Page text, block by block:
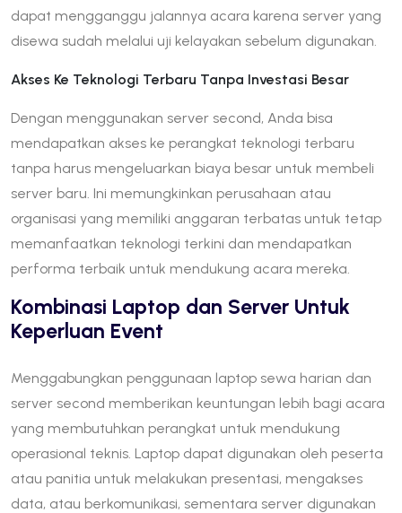
dapat mengganggu jalannya acara karena server yang
disewa sudah melalui uji kelayakan sebelum digunakan.
Akses Ke Teknologi Terbaru Tanpa Investasi Besar
Dengan menggunakan server second, Anda bisa
mendapatkan akses ke perangkat teknologi terbaru
tanpa harus mengeluarkan biaya besar untuk membeli
server baru. Ini memungkinkan perusahaan atau
organisasi yang memiliki anggaran terbatas untuk tetap
memanfaatkan teknologi terkini dan mendapatkan
performa terbaik untuk mendukung acara mereka.
Kombinasi Laptop dan Server Untuk
Keperluan Event
Menggabungkan penggunaan laptop sewa harian dan
server second memberikan keuntungan lebih bagi acara
yang membutuhkan perangkat untuk mendukung
operasional teknis. Laptop dapat digunakan oleh peserta
atau panitia untuk melakukan presentasi, mengakses
data, atau berkomunikasi, sementara server digunakan